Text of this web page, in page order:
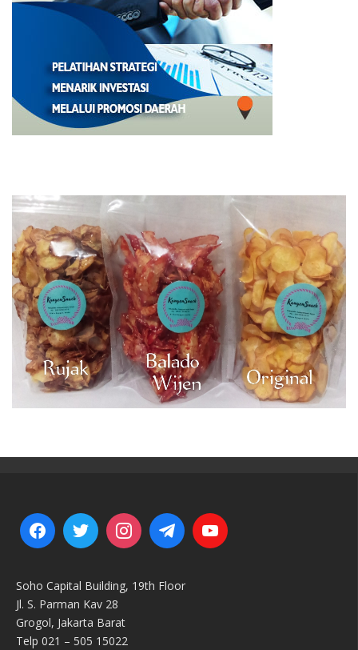
Soho Capital Building, 19th Floor
Jl. S. Parman Kav 28
Grogol, Jakarta Barat
Telp 021 – 505 15022